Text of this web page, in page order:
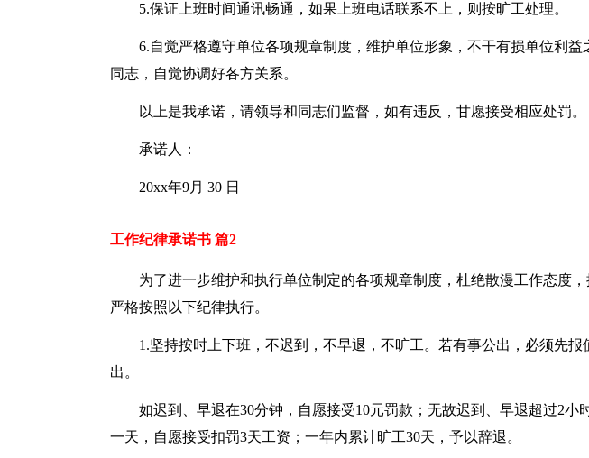
5.保证上班时间通讯畅通，如果上班电话联系不上，则按旷工处理。
6.自觉严格遵守单位各项规章制度，维护单位形象，不干有损单位利
同志，自觉协调好各方关系。
以上是我承诺，请领导和同志们监督，如有违反，甘愿接受相应处罚。
承诺人：
20xx年9月 30 日
工作纪律承诺书 篇2
为了进一步维护和执行单位制定的各项规章制度，杜绝散漫工作态度
严格按照以下纪律执行。
1.坚持按时上下班，不迟到，不早退，不旷工。若有事公出，必须先
出。
如迟到、早退在30分钟，自愿接受10元罚款；无故迟到、早退超过2小
一天，自愿接受扣罚3天工资；一年内累计旷工30天，予以辞退。